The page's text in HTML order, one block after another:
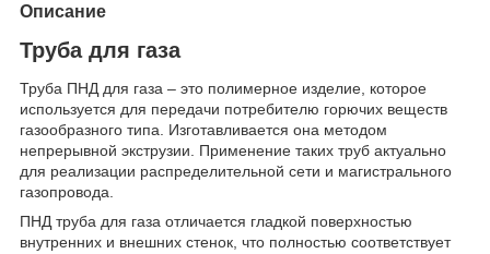
Описание
Труба для газа
Труба ПНД для газа – это полимерное изделие, которое
используется для передачи потребителю горючих веществ
газообразного типа. Изготавливается она методом
непрерывной экструзии. Применение таких труб актуально
для реализации распределительной сети и магистрального
газопровода.
ПНД труба для газа отличается гладкой поверхностью
внутренних и внешних стенок, что полностью соответствует